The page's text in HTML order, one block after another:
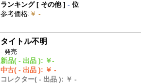
ランキング [ その他]- 位
参考価格: ￥ -
タイトル不明
- 発売
新品( - 出品 ): ￥-
中古( - 出品 ): ￥ -
コレクター( - 出品 ): ￥ -